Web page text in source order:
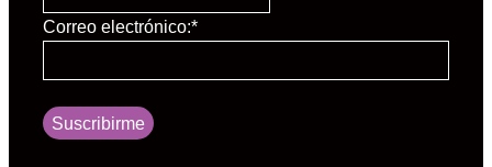
Correo electrónico:*
Suscribirme